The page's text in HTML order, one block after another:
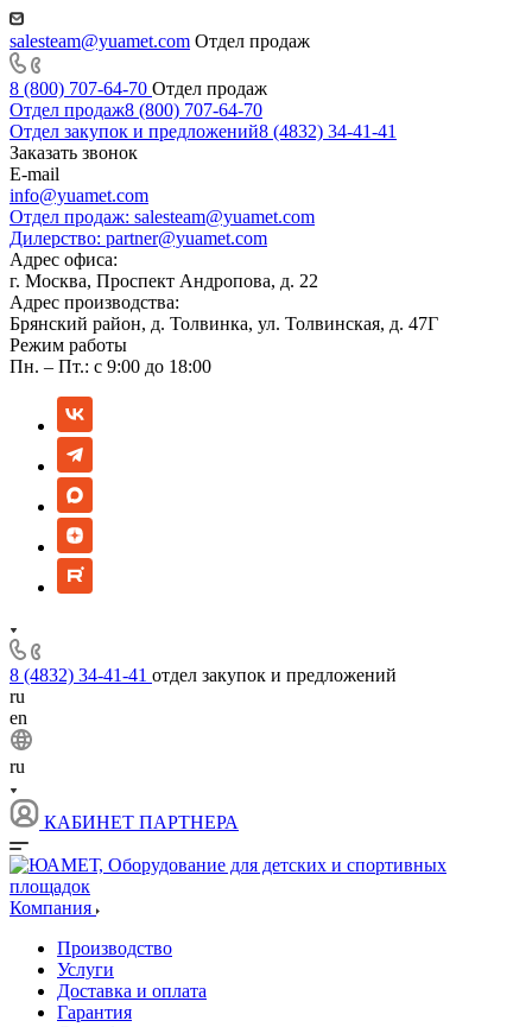
salesteam@yuamet.com Отдел продаж
8 (800) 707-64-70 Отдел продаж
Отдел продаж8 (800) 707-64-70
Отдел закупок и предложений8 (4832) 34-41-41
Заказать звонок
E-mail
info@yuamet.com
Отдел продаж: salesteam@yuamet.com
Дилерство: partner@yuamet.com
Адрес офиса:
г. Москва, Проспект Андропова, д. 22
Адрес производства:
Брянский район, д. Толвинка, ул. Толвинская, д. 47Г
Режим работы
Пн. – Пт.: с 9:00 до 18:00
8 (4832) 34-41-41 отдел закупок и предложений
ru
en
ru
КАБИНЕТ ПАРТНЕРА
Компания
Производство
Услуги
Доставка и оплата
Гарантия